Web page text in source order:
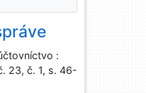
:
23, č. 1, s. 46-